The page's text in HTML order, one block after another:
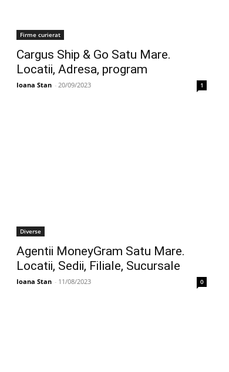
Firme curierat
Cargus Ship & Go Satu Mare.
Locatii, Adresa, program
Ioana Stan - 20/09/2023 1
Diverse
Agentii MoneyGram Satu Mare.
Locatii, Sedii, Filiale, Sucursale
Ioana Stan - 11/08/2023 0